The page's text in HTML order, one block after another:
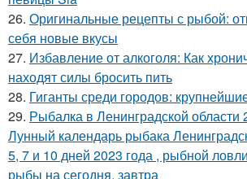
26. Оригинальные рецепты с рыбой:
себя новые вкусы
27. Избавление от алкоголя: Как
находят силы бросить пить
28. Гиганты среди городов:
29. Рыбалка в Ленинградской
Лунный календарь рыбака
5, 7 и 10 дней 2023 года , рыбной
рыбы на сегодня, завтра